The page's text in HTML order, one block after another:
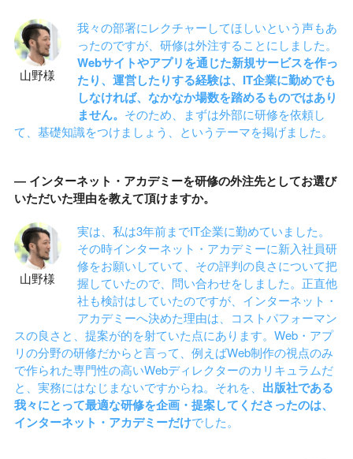
山野様
我々の部署にレクチャーしてほしいという声もあ
ったのですが、研修は外注することにしました。
Webサイトやアプリを通じた新規サービスを作っ
たり、運営したりする経験は、IT企業に勤めでも
しなければ、なかなか場数を踏めるものではあり
ません。 そのため、まずは外部に研修を依頼し
て、基礎知識をつけましょう、というテーマを掲げました。
― インターネット・アカデミーを研修の外注先としてお選び
いただいた理由を教えて頂けますか。
山野様
実は、私は3年前までIT企業に勤めていました。
その時インターネット・アカデミーに新入社員研
修をお願いしていて、その評判の良さについて把
握していたので、問い合わせをしました。正直他
社も検討はしていたのですが、インターネット・
アカデミーへ決めた理由は、コストパフォーマン
スの良さと、提案が的を射ていた点にあります。Web・アプ
リの分野の研修だからと言って、例えばWeb制作の視点のみ
で作られた専門性の高いWebディレクターのカリキュラムだ
と、実務にはなじまないですからね。それを、 出版社である
我々にとって最適な研修を企画・提案してくださったのは、
インターネット・アカデミーだけでした。